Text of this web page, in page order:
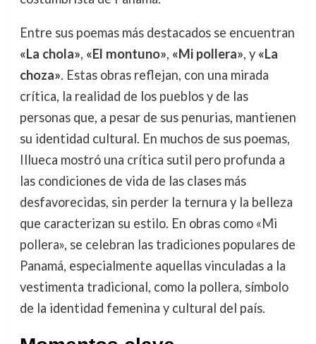
Entre sus poemas más destacados se encuentran
«La chola», «El montuno», «Mi pollera», y «La
choza». Estas obras reflejan, con una mirada
crítica, la realidad de los pueblos y de las
personas que, a pesar de sus penurias, mantienen
su identidad cultural. En muchos de sus poemas,
Illueca mostró una crítica sutil pero profunda a
las condiciones de vida de las clases más
desfavorecidas, sin perder la ternura y la belleza
que caracterizan su estilo. En obras como «Mi
pollera», se celebran las tradiciones populares de
Panamá, especialmente aquellas vinculadas a la
vestimenta tradicional, como la pollera, símbolo
de la identidad femenina y cultural del país.